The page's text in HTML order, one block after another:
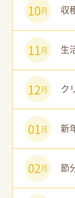
10月 収
11月 生
12月 ク
01月 新
02月 節